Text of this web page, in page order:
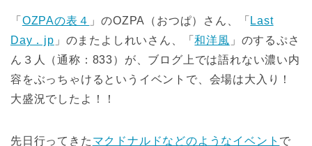
「 OZPAの表４ 」のOZPA（おつぱ）さん、「 Last
Day．jp 」のまたよしれいさん、「和洋風 」のするぷさ
ん３人（通称：833）が、ブログ上では語れない濃い内
容をぶっちゃけるというイベントで、会場は大入り！
大盛況でしたよ！！
先日行ってきた マクドナルドなどのようなイベント で